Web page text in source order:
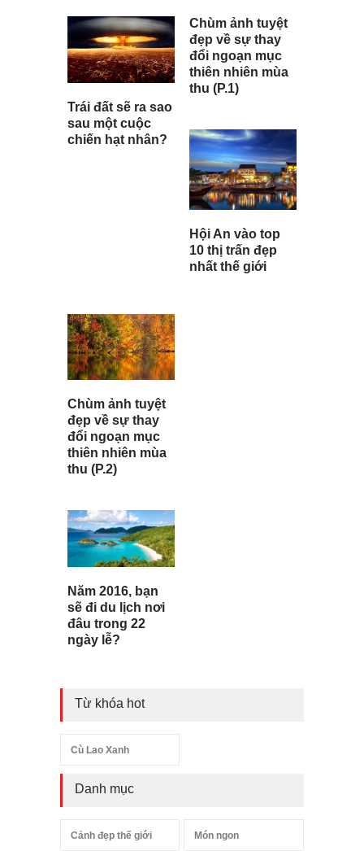
Trái đất sẽ ra sao
sau một cuộc
chiến hạt nhân?
Chùm ảnh tuyệt
đẹp về sự thay
đổi ngoạn mục
thiên nhiên mùa
thu (P.1)
Hội An vào top
10 thị trấn đẹp
nhất thế giới
Chùm ảnh tuyệt
đẹp về sự thay
đổi ngoạn mục
thiên nhiên mùa
thu (P.2)
Năm 2016, bạn
sẽ đi du lịch nơi
đâu trong 22
ngày lễ?
Từ khóa hot
Cù Lao Xanh
Danh mục
Cảnh đẹp thế giới Món ngon